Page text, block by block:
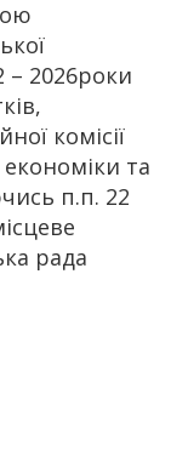
– 2026роки
комісії
та
п.п. 22
рада